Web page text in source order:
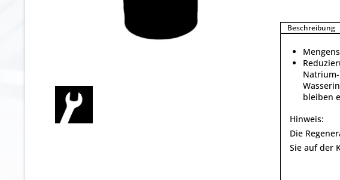
Beschreibung
bleiben
Hinweis:
Die
Sie auf der